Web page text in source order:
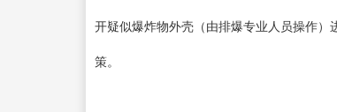
开疑似爆炸物外壳（由排爆专业人员操作
策。